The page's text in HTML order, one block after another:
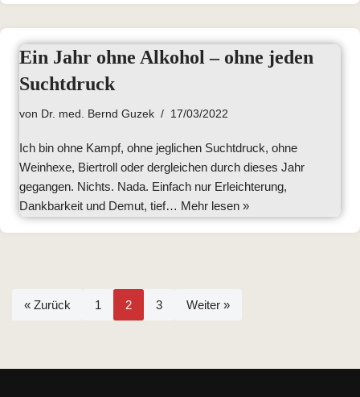
Ein Jahr ohne Alkohol – ohne jeden
Suchtdruck
von Dr. med. Bernd Guzek 17/03/2022
Ich bin ohne Kampf, ohne jeglichen Suchtdruck, ohne
Weinhexe, Biertroll oder dergleichen durch dieses Jahr
gegangen. Nichts. Nada. Einfach nur Erleichterung,
Dankbarkeit und Demut, tief… Mehr lesen »
« Zurück 1 2 3 Weiter »